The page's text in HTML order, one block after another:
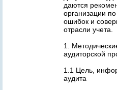
даются
организации
ошибок и
отрасли учета.
1.
аудиторской
1.1 Цель,
аудита